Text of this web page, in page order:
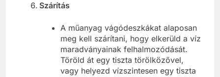
Szárítás
A műanyag vágódeszkákat alaposan
meg kell szárítani, hogy elkerüld a víz
maradványainak felhalmozódását.
Töröld át egy tiszta törölközővel,
vagy helyezd vízszintesen egy tiszta